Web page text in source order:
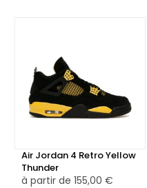
Air Jordan 4 Retro Yellow
Thunder
à partir de 155,00 €